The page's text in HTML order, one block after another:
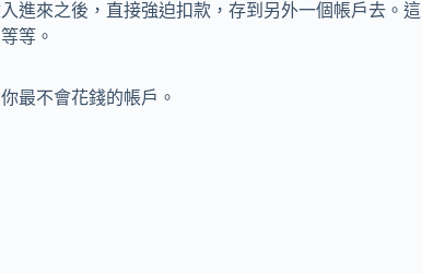
進來之後，直接強迫扣款，存到另外一個帳戶去。這
等。
最不會花錢的帳戶。